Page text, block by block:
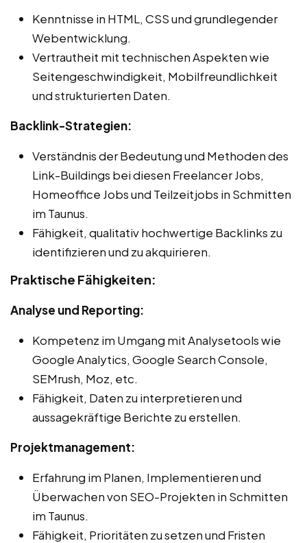
Kenntnisse in HTML, CSS und grundlegender
Webentwicklung.
Vertrautheit mit technischen Aspekten wie
Seitengeschwindigkeit, Mobilfreundlichkeit
und strukturierten Daten.
Backlink-Strategien:
Verständnis der Bedeutung und Methoden des
Link-Buildings bei diesen Freelancer Jobs,
Homeoffice Jobs und Teilzeitjobs in Schmitten
im Taunus.
Fähigkeit, qualitativ hochwertige Backlinks zu
identifizieren und zu akquirieren.
Praktische Fähigkeiten:
Analyse und Reporting:
Kompetenz im Umgang mit Analysetools wie
Google Analytics, Google Search Console,
SEMrush, Moz, etc.
Fähigkeit, Daten zu interpretieren und
aussagekräftige Berichte zu erstellen.
Projektmanagement:
Erfahrung im Planen, Implementieren und
Überwachen von SEO-Projekten in Schmitten
im Taunus.
Fähigkeit, Prioritäten zu setzen und Fristen